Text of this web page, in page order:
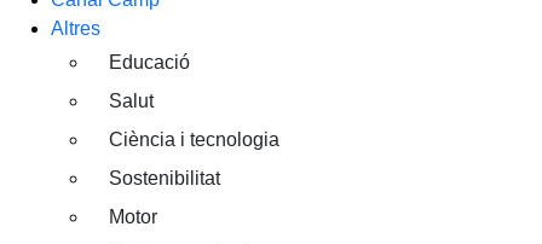
Altres
Educació
Salut
Ciència i tecnologia
Sostenibilitat
Motor